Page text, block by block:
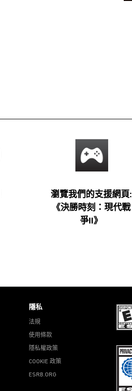
瀏覽我們的支援網頁:
《決勝時刻：現代戰
爭II》
隱私
法規
使用條款
隱私權政策
COOKIE 政策
ESRB.ORG